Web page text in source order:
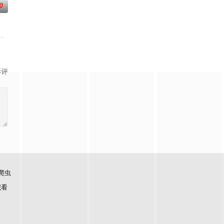
面对现实，能改变他的命运的是谁？什么才是生命价值
遭遇危机，幸得帅气大叔奥海出手相救，蓝之助因此悄然心动。然而，当他
虫